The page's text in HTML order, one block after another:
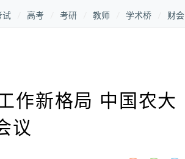
试 高考 考研 教师 学术桥 财会
作新格局 中国农大
议